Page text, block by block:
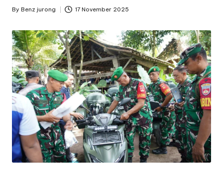
Posted
By Benz jurong 17 November 2025